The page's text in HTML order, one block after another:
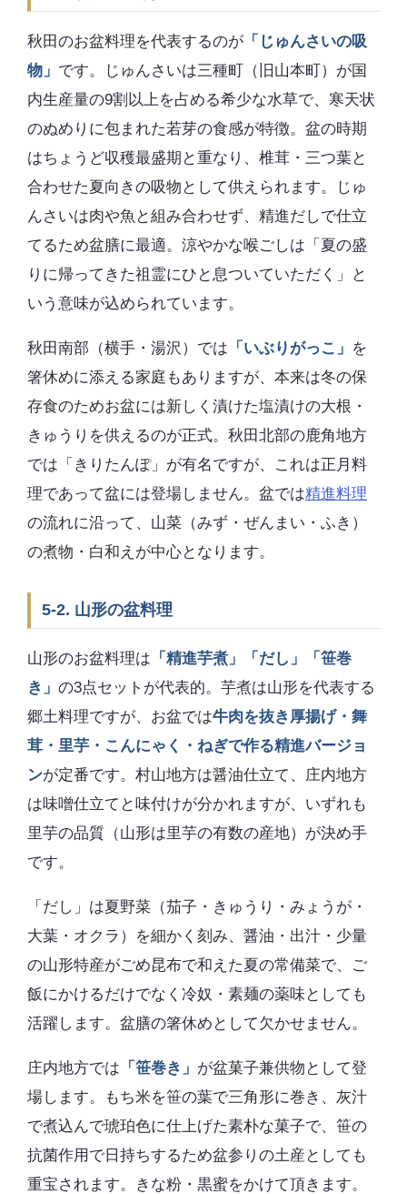
秋田のお盆料理を代表するのが 「じゅんさいの吸
物」 です。じゅんさいは三種町（旧山本町）が国
内生産量の9割以上を占める希少な水草で、寒天状
のぬめりに包まれた若芽の食感が特徴。盆の時期
はちょうど収穫最盛期と重なり、椎茸・三つ葉と
合わせた夏向きの吸物として供えられます。じゅ
んさいは肉や魚と組み合わせず、精進だしで仕立
てるため盆膳に最適。涼やかな喉ごしは「夏の盛
りに帰ってきた祖霊にひと息ついていただく」と
いう意味が込められています。
秋田南部（横手・湯沢）では 「いぶりがっこ」 を
箸休めに添える家庭もありますが、本来は冬の保
存食のためお盆には新しく漬けた塩漬けの大根・
きゅうりを供えるのが正式。秋田北部の鹿角地方
では「きりたんぽ」が有名ですが、これは正月料
理であって盆には登場しません。盆では精進料理
の流れに沿って、山菜（みず・ぜんまい・ふき）
の煮物・白和えが中心となります。
5-2. 山形の盆料理
山形のお盆料理は 「精進芋煮」「だし」「笹巻
き」 の3点セットが代表的。芋煮は山形を代表する
郷土料理ですが、お盆では牛肉を抜き厚揚げ・舞
茸・里芋・こんにゃく・ねぎで作る精進バージョ
ンが定番です。村山地方は醤油仕立て、庄内地方
は味噌仕立てと味付けが分かれますが、いずれも
里芋の品質（山形は里芋の有数の産地）が決め手
です。
「だし」は夏野菜（茄子・きゅうり・みょうが・
大葉・オクラ）を細かく刻み、醤油・出汁・少量
の山形特産がごめ昆布で和えた夏の常備菜で、ご
飯にかけるだけでなく冷奴・素麺の薬味としても
活躍します。盆膳の箸休めとして欠かせません。
庄内地方では 「笹巻き」 が盆菓子兼供物として登
場します。もち米を笹の葉で三角形に巻き、灰汁
で煮込んで琥珀色に仕上げた素朴な菓子で、笹の
抗菌作用で日持ちするため盆参りの土産としても
重宝されます。きな粉・黒蜜をかけて頂きます。